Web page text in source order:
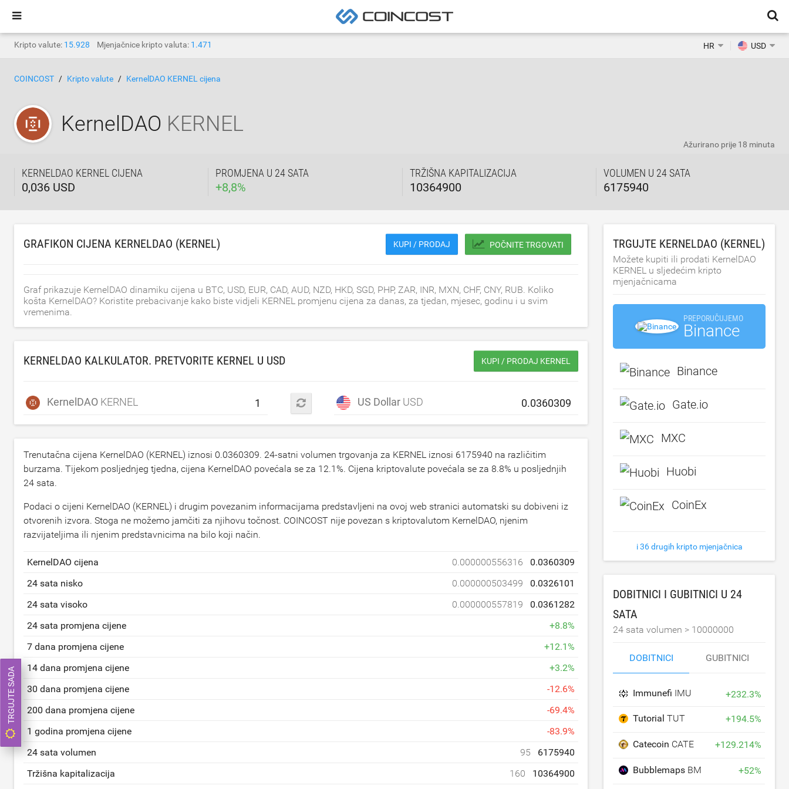
Kripto valute: 15.928 Mjenjačnice kripto valuta: 1.471 HR USD
COINCOST Kripto valute KernelDAO KERNEL cijena
KernelDAO KERNEL
KERNELDAO KERNEL CIJENA
0,036 USD
PROMJENA U 24 SATA
+8,8%
TRŽIŠNA KAPITALIZACIJA
10364900
VOLUMEN U 24 SATA
6175940
Ažurirano prije 18 minuta
GRAFIKON CIJENA KERNELDAO (KERNEL) KUPI / PRODAJ POČNITE TRGOVATI
Graf prikazuje KernelDAO dinamiku cijena u BTC, USD, EUR, CAD, AUD, NZD, HKD, SGD, PHP, ZAR, INR, MXN, CHF, CNY, RUB. Koliko
košta KernelDAO? Koristite prebacivanje kako biste vidjeli KERNEL promjenu cijena za danas, za tjedan, mjesec, godinu i u svim
vremenima.
KERNELDAO KALKULATOR. PRETVORITE KERNEL U USD KUPI / PRODAJ KERNEL
KernelDAO KERNEL US Dollar USD
Trenutačna cijena KernelDAO (KERNEL) iznosi 0.0360309. 24-satni volumen trgovanja za KERNEL iznosi 6175940 na različitim
burzama. Tijekom posljednjeg tjedna, cijena KernelDAO povećala se za 12.1%. Cijena kriptovalute povećala se za 8.8% u posljednjih
24 sata.
Podaci o cijeni KernelDAO (KERNEL) i drugim povezanim informacijama predstavljeni na ovoj web stranici automatski su dobiveni iz
otvorenih izvora. Stoga ne možemo jamčiti za njihovu točnost. COINCOST nije povezan s kriptovalutom KernelDAO, njenim
razvijateljima ili njenim predstavnicima na bilo koji način.
KernelDAO cijena 0.000000556316
0.0360309
24 sata nisko
0.000000503499
0.0326101
24 sata visoko
0.000000557819
0.0361282
24 sata promjena cijene
+8.8%
7 dana promjena cijene
+12.1%
14 dana promjena cijene
+3.2%
30 dana promjena cijene
-12.6%
200 dana promjena cijene
-69.4%
1 godina promjena cijene
-83.9%
24 sata volumen
95
6175940
Tržišna kapitalizacija
160 10364900
TRGUJTE KERNELDAO (KERNEL)
Možete kupiti ili prodati KernelDAO
KERNEL u sljedećim kripto
mjenjačnicama
PREPORUČUJEMO
Binance
Binance
Gate.io
MXC
Huobi
CoinEx
i 36 drugih kripto mjenjačnica
DOBITNICI I GUBITNICI U 24
SATA
24 sata volumen > 10000000
DOBITNICI GUBITNICI
Immunefi IMU +232.3%
TutorialTUT +194.5%
Catecoin CATE +129.214%
Bubblemaps BMT +52%
TRGUJTE SADA